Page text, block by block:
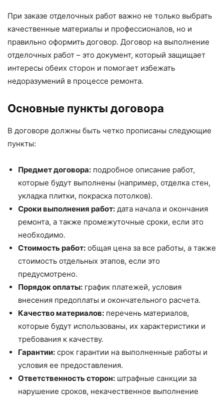
При заказе отделочных работ важно не только выбрать
качественные материалы и профессионалов, но и
правильно оформить договор. Договор на выполнение
отделочных работ – это документ, который защищает
интересы обеих сторон и помогает избежать
недоразумений в процессе ремонта.
Основные пункты договора
В договоре должны быть четко прописаны следующие
пункты:
Предмет договора: подробное описание работ,
которые будут выполнены (например, отделка стен,
укладка плитки, покраска потолков).
Сроки выполнения работ: дата начала и окончания
ремонта, а также промежуточные сроки, если это
необходимо.
Стоимость работ: общая цена за все работы, а также
стоимость отдельных этапов, если это
предусмотрено.
Порядок оплаты: график платежей, условия
внесения предоплаты и окончательного расчета.
Качество материалов: перечень материалов,
которые будут использованы, их характеристики и
требования к качеству.
Гарантии: срок гарантии на выполненные работы и
условия ее предоставления.
Ответственность сторон: штрафные санкции за
нарушение сроков, некачественное выполнение